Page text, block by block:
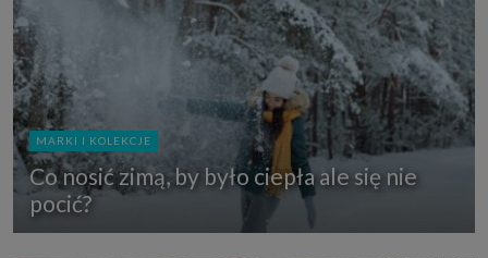
MARKI I KOLEKCJE
Co nosić zimą, by było ciepła ale się nie
pocić?